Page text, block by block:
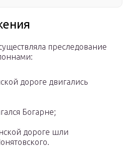
преследование
дороге двигались
Богарне;
дороге шли